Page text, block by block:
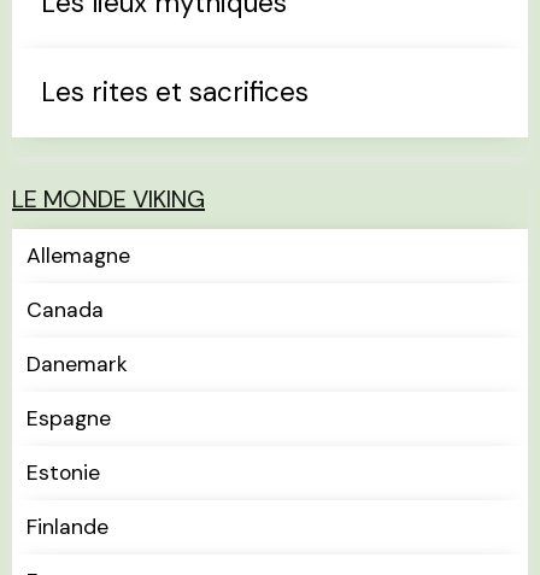
Les rites et sacrifices
LE MONDE VIKING
Allemagne
Canada
Danemark
Espagne
Estonie
Finlande